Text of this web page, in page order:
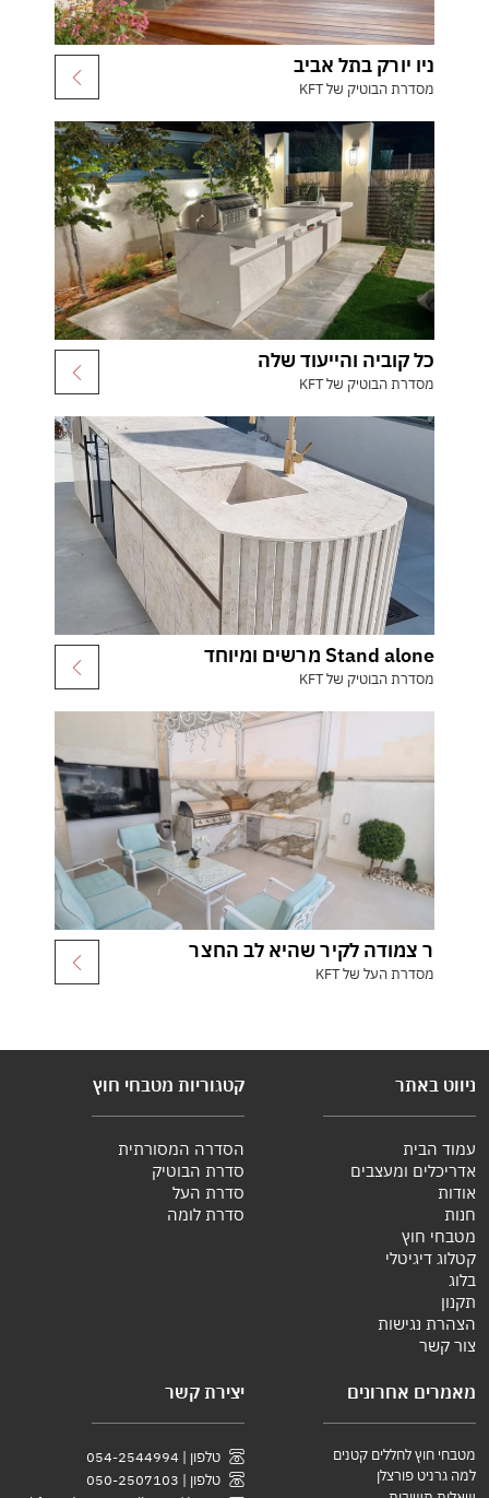
ניו יורק בתל אביב
מסדרת הבוטיק של KFT
כל קוביה והייעוד שלה
מסדרת הבוטיק של KFT
Stand alone מרשים ומיוחד
מסדרת הבוטיק של KFT
ר צמודה לקיר שהיא לב החצר
מסדרת העל של KFT
ניווט באתר
עמוד הבית
אדריכלים ומעצבים
אודות
חנות
מטבחי חוץ
קטלוג דיגיטלי
בלוג
תקנון
הצהרת נגישות
צור קשר
קטגוריות מטבחי חוץ
הסדרה המסורתית
סדרת הבוטיק
סדרת העל
סדרת לומה
מאמרים אחרונים
מטבחי חוץ לחללים קטנים
למה גרניט פורצלן
יצירת קשר
טלפון | 054-2544994
טלפון | 050-2507103